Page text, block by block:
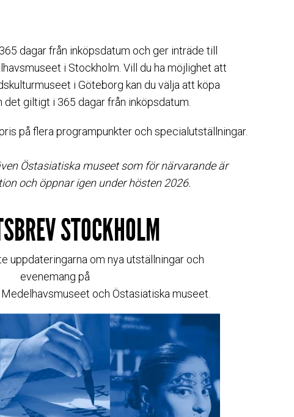
dagar från inköpsdatum och ger inträde till
i Stockholm. Vill du ha möjlighet att
i Göteborg kan du välja att köpa
giltigt i 365 dagar från inköpsdatum.
på flera programpunkter och specialutställningar.
Östasiatiska museet som för närvarande är
och öppnar igen under hösten 2026.
STOCKHOLM
uppdateringarna om nya utställningar och
evenemang på
och Östasiatiska museet.